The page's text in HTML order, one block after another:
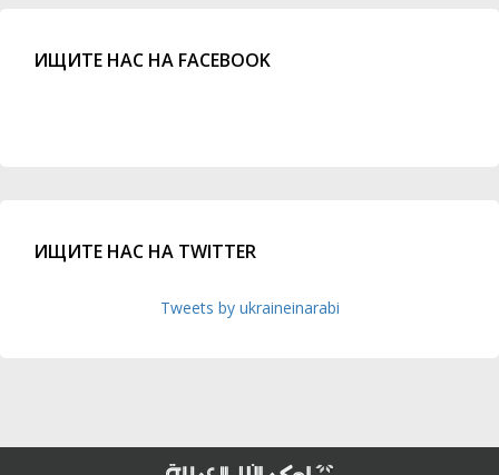
ИЩИТЕ НАС НА FACEBOOK
ИЩИТЕ НАС НА TWITTER
Tweets by ukraineinarabi